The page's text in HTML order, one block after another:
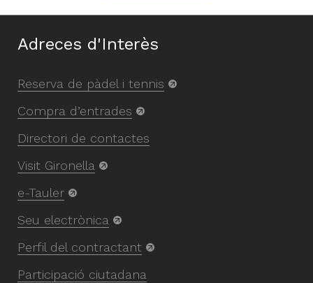
Adreces d'Interès
Reserva de pàdel i tennis
Compra d’entrades
Directori de contactes
Visit Gironella
e-Tauler
Seu electrònica
Perfil del contractant
Participació ciutadana